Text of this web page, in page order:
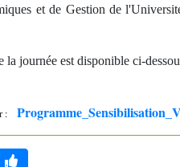
et de Gestion de
la journée est disponible ci-
: